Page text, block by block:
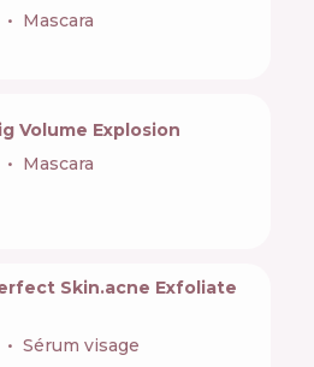
Mascara
Volume Explosion
Mascara
Skin.acne Exfoliate
Sérum visage